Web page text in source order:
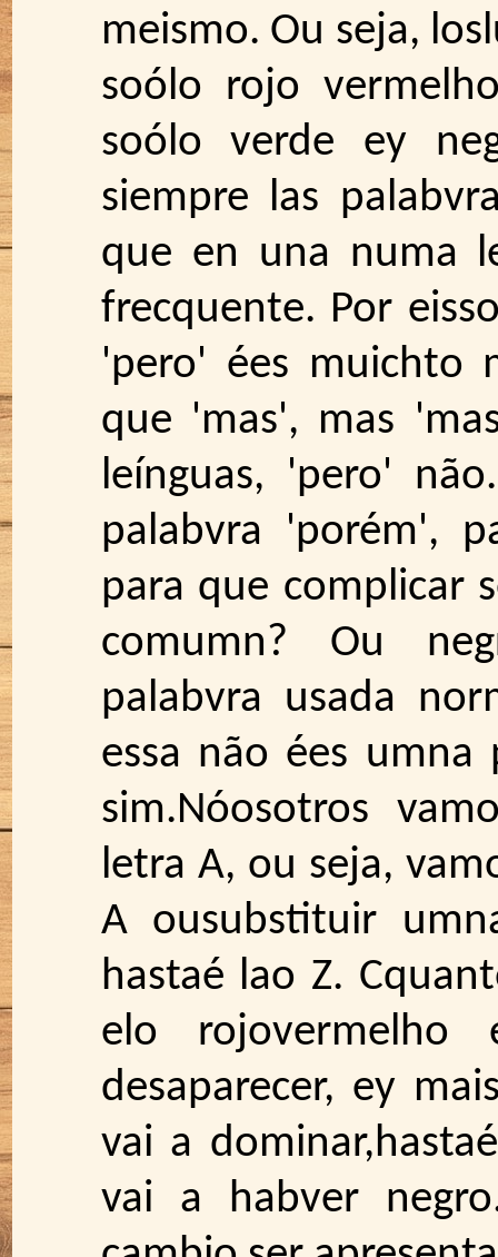
meismo. Ou seja,
soólo rojo
soólo verde ey
siempre las
que en una numa
frecquente. Por
'pero' ées muichto
que 'mas', mas
leínguas, 'pero'
palabvra 'porém',
para que complicar
comumn? Ou
palabvra usada
essa não ées
sim.Nóosotros
letra A, ou seja,
A ousubstituir
hastaé lao Z.
elo
desaparecer, ey
vai a
vai a habver